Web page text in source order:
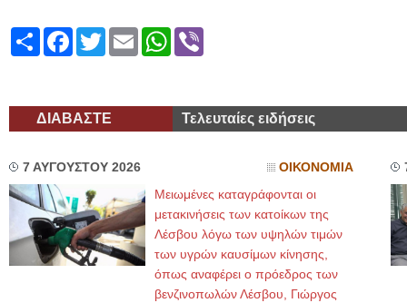
ShareFacebook
TwitterEmailWhatsApp
ΔΙΑΒΑΣΤΕ Τελευταίες ειδήσεις
7 ΑΥΓΟΥΣΤΟΥ 2026 ΟΙΚΟΝΟΜΙΑ
Μειωμένες καταγράφονται οι
μετακινήσεις των κατοίκων της
Λέσβου λόγω των υψηλών τιμών
των υγρών καυσίμων κίνησης,
όπως αναφέρει ο πρόεδρος των
βενζινοπωλών Λέσβου, Γιώργος